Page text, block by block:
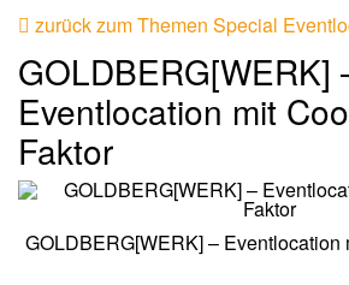
zurück zum Themen Special
GOLDBERG[WERK]
Eventlocation mit
Faktor
GOLDBERG[WERK] – Eventlocation